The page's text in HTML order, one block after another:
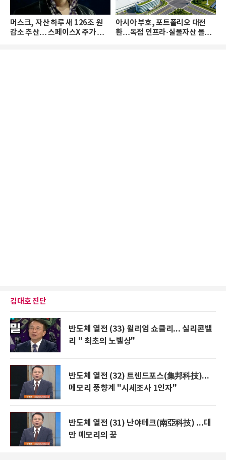
머스크, 자산 하루 새 126조 원
감소 추산… 스페이스X 주가 하
아시아 부호, 포트폴리오 대전
환…독점 인프라·실물자산 몰린
김대호 진단
반도체 열전 (33) 윌리엄 쇼클리... 실리콘밸
리 " 최초의 노벨상"
반도체 열전 (32) 트렌드포스(集邦科技)...
메모리 풍향계 "시세조사 1인자"
반도체 열전 (31) 난야테크(南亞科技) ...대
만 메모리의 꿈